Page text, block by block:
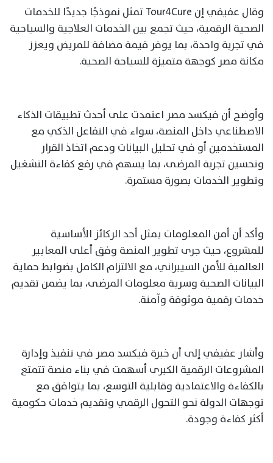
وقال عفيفي إن Tour4Cure تمثل نموذجًا جديدًا للخدمات
الصحية الرقمية، حيث تجمع بين الخدمات العلاجية والسياحية
في تجربة واحدة، بما يوفر قيمة مضافة للمريض ويعزز
مكانة مصر كوجهة متميزة للسياحة الصحية.
وأوضح أن فيكسد مصر اعتمدت على أحدث تطبيقات الذكاء
الاصطناعي داخل المنصة، سواء في التفاعل الذكي مع
المستخدمين أو في تحليل البيانات ودعم اتخاذ القرار
وتحسين تجربة المرضى، بما يسهم في رفع كفاءة التشغيل
وتطوير الخدمات بصورة مستمرة.
وأكد أن أمن المعلومات يمثل أحد الركائز الأساسية
للمشروع، حيث جرى تطوير المنصة وفق أعلى المعايير
العالمية للأمن السيبراني، مع الالتزام الكامل بضوابط حماية
البيانات الصحية وسرية معلومات المرضى، بما يضمن تقديم
خدمات رقمية موثوقة وآمنة.
وأشار عفيفي إلى أن خبرة فيكسد مصر في تنفيذ وإدارة
المشروعات الرقمية الكبرى أسهمت في بناء منصة تتمتع
بالكفاءة والاعتمادية وقابلية التوسع، بما يتوافق مع
توجهات الدولة نحو التحول الرقمي وتقديم خدمات حكومية
أكثر كفاءة وجودة.